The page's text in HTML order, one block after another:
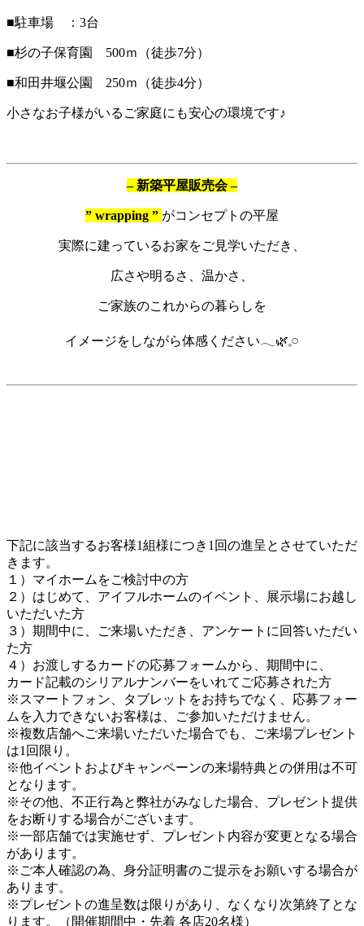
■駐車場 ：3台
■杉の子保育園 500ｍ（徒歩7分）
■和田井堰公園 250ｍ（徒歩4分）
小さなお子様がいるご家庭にも安心の環境です♪
– 新築平屋販売会 –
” wrapping ” がコンセプトの平屋
実際に建っているお家をご見学いただき、
広さや明るさ、温かさ、
ご家族のこれからの暮らしを
イメージをしながら体感ください𓂃🌿𓈒𓏸
下記に該当するお客様1組様につき1回の進呈とさせていただ
きます。
１）マイホームをご検討中の方
２）はじめて、アイフルホームのイベント、展示場にお越し
いただいた方
３）期間中に、ご来場いただき、アンケートに回答いただい
た方
４）お渡しするカードの応募フォームから、期間中に、
カード記載のシリアルナンバーをいれてご応募された方
※スマートフォン、タブレットをお持ちでなく、応募フォー
ムを入力できないお客様は、ご参加いただけません。
※複数店舗へご来場いただいた場合でも、ご来場プレゼント
は1回限り。
※他イベントおよびキャンペーンの来場特典との併用は不可
となります。
※その他、不正行為と弊社がみなした場合、プレゼント提供
をお断りする場合がございます。
※一部店舗では実施せず、プレゼント内容が変更となる場合
があります。
※ご本人確認の為、身分証明書のご提示をお願いする場合が
あります。
※プレゼントの進呈数は限りがあり、なくなり次第終了とな
ります。（開催期間中・先着 各店20名様）